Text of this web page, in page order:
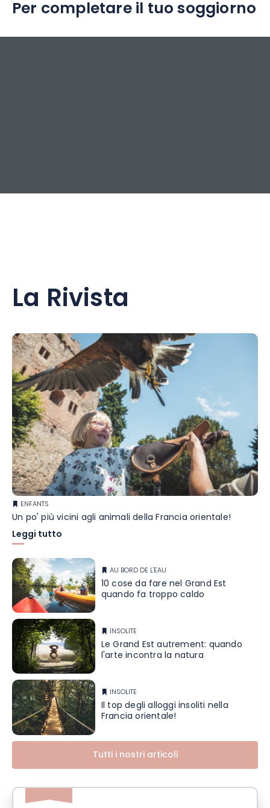
Per completare il tuo soggiorno
La Rivista
ENFANTS
Un po' più vicini agli animali della Francia orientale!
Leggi tutto
AU BORD DE L'EAU
10 cose da fare nel Grand Est
quando fa troppo caldo
INSOLITE
Le Grand Est autrement: quando
l'arte incontra la natura
INSOLITE
Il top degli alloggi insoliti nella
Francia orientale!
Tutti i nostri articoli